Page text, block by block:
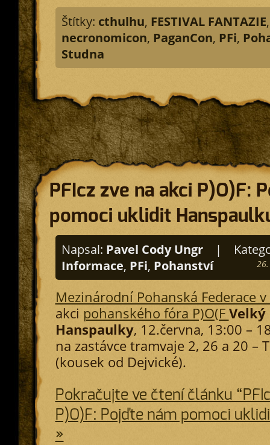
Štítky: cthulhu, FESTIVAL FANTAZIE,
necronomicon, PaganCon, PFi,
Studna
PFIcz zve na akci P)O)F:
pomoci uklidit
Napsal: Pavel Cody Ungr |
Informace, PFi, Pohanství
Mezinárodní Pohanská Federace v
akci pohanského fóra P)O(F
Hanspaulky, 12.června, 13:00 –
na zastávce tramvaje 2, 26 a 20 –
(kousek od Dejvické).
Pokračujte ve čtení článku
P)O)F: Pojďte nám pomoci
»